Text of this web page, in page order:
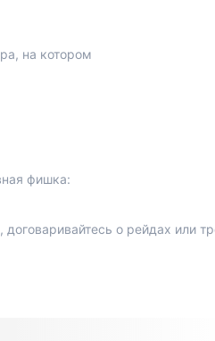
на котором
фишка:
о рейдах или